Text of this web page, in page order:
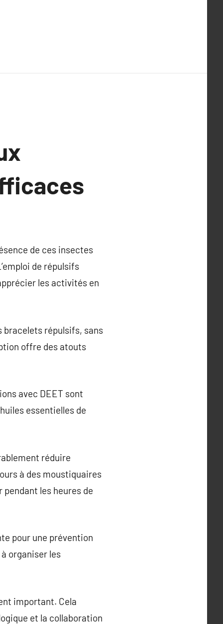
de ces insectes
de répulsifs
les activités en
bracelets répulsifs, sans
offre des atouts
avec DEET sont
essentielles de
réduire
à des moustiquaires
pendant les heures de
pour une prévention
organiser les
important. Cela
et la collaboration